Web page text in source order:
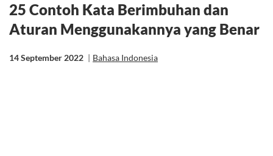
25 Contoh Kata Berimbuhan dan
Aturan Menggunakannya yang Benar
14 September 2022 | Bahasa Indonesia